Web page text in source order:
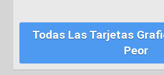
Todas Las Tarjetas
Peor